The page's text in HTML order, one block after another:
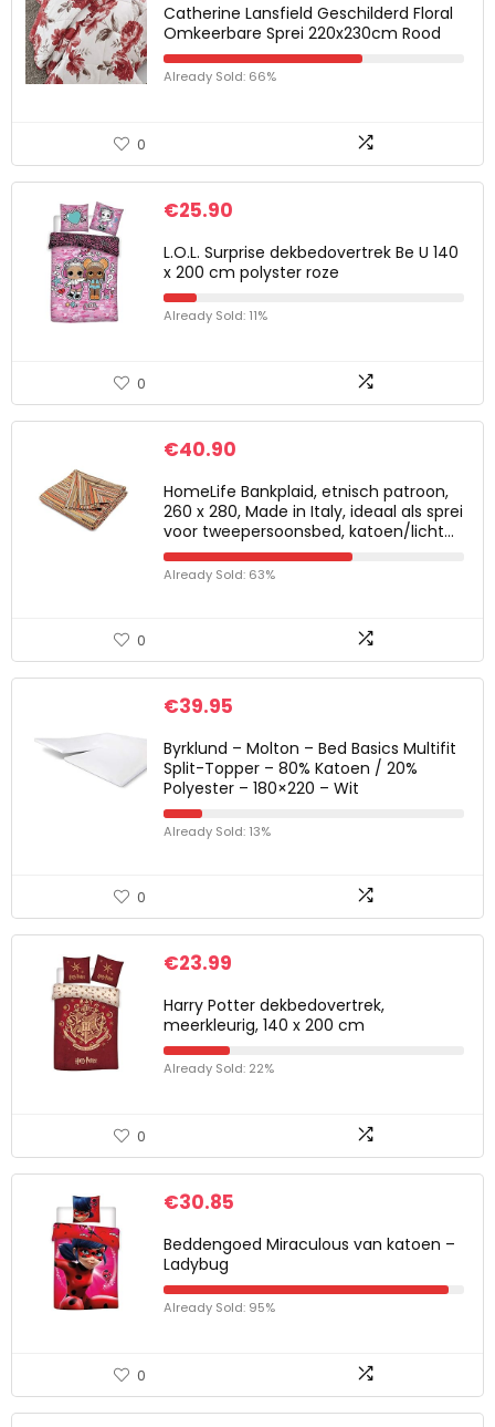
Catherine Lansfield Geschilderd Floral
Omkeerbare Sprei 220x230cm Rood
Already Sold: 66%
0
€25.90
L.O.L. Surprise dekbedovertrek Be U 140
x 200 cm polyster roze
Already Sold: 11%
0
€40.90
HomeLife Bankplaid, etnisch patroon,
260 x 280, Made in Italy, ideaal als sprei
voor tweepersoonsbed, katoen/licht…
Already Sold: 63%
0
€39.95
Byrklund – Molton – Bed Basics Multifit
Split-Topper – 80% Katoen / 20%
Polyester – 180×220 – Wit
Already Sold: 13%
0
€23.99
Harry Potter dekbedovertrek,
meerkleurig, 140 x 200 cm
Already Sold: 22%
0
€30.85
Beddengoed Miraculous van katoen –
Ladybug
Already Sold: 95%
0